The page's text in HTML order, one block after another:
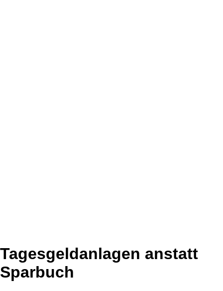
Tagesgeldanlagen anstatt
Sparbuch